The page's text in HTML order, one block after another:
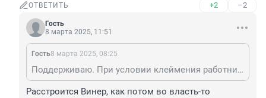
ОТВЕТИТЬ +2 –2
Гость
8 марта 2025, 11:51
Гость8 марта 2025, 08:25
Поддерживаю. При условии клеймения работников этой сферы деятельности. Выжигать ничего не надо, маленькой татушки на лице будет достаточно
Расстроится Винер, как потом во власть-то